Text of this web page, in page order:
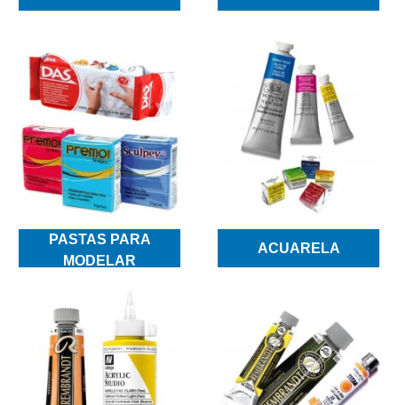
PASTAS PARA
MODELAR
ACUARELA